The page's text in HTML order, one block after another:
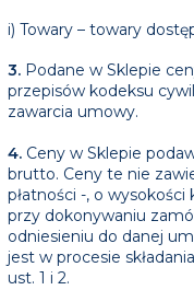
i) Towary – towary
3. Podane w Sklepie
przepisów kodeksu
zawarcia umowy.
4. Ceny w Sklepie
brutto. Ceny te nie
płatności -, o
przy dokonywaniu
odniesieniu do danej
jest w procesie
ust. 1 i 2.